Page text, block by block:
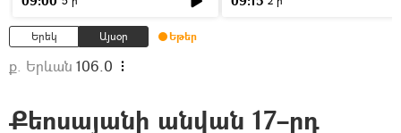
Երեկ Այսօր Եթեր
ք. Երևան 106.0
Քեոսայանի անվան 17–րդ